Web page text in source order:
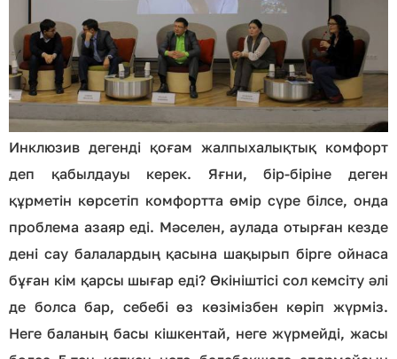
Инклюзив дегенді қоғам жалпыхалықтық комфорт
деп қабылдауы керек. Яғни, бір-біріне деген
құрметін көрсетіп комфортта өмір сүре білсе, онда
проблема азаяр еді. Мәселен, аулада отырған кезде
дені сау балалардың қасына шақырып бірге ойнаса
бұған кім қарсы шығар еді? Өкініштісі сол кемсіту әлі
де болса бар, себебі өз көзімізбен көріп жүрміз.
Неге баланың басы кішкентай, неге жүрмейді, жасы